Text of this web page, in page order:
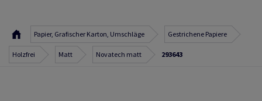
Papier, Grafischer Karton, Umschläge Gestrichene Papiere
Holzfrei Matt Novatech matt 293643